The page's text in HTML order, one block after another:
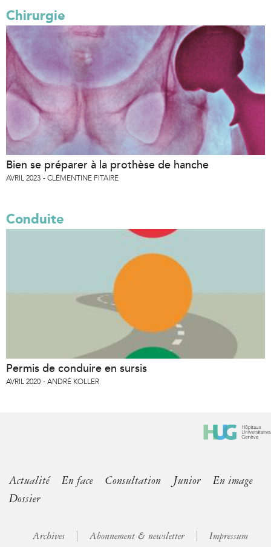
Chirurgie
Bien se préparer à la prothèse de hanche
AVRIL 2023 CLÉMENTINE FITAIRE
Conduite
Permis de conduire en sursis
AVRIL 2020 ANDRÉ KOLLER
Actualité En face Consultation Junior
En image
Dossier
Archives Abonnement & newsletter Impressum